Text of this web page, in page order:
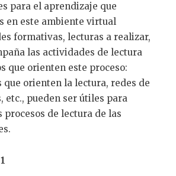
para el aprendizaje que
en este ambiente virtual
formativas, lecturas a realizar,
las actividades de lectura
que orienten este proceso:
que orienten la lectura, redes de
etc., pueden ser útiles para
procesos de lectura de las